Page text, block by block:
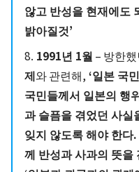
않고 반성을 현재에도
밝아질것’
8. 1991년 1월 – 방한했
제와 관련해, ‘일본 국
국민들께서 일본의 행
과 슬픔을 겪었던 사
잊지 않도록 해야 한다
께 반성과 사과의 뜻을